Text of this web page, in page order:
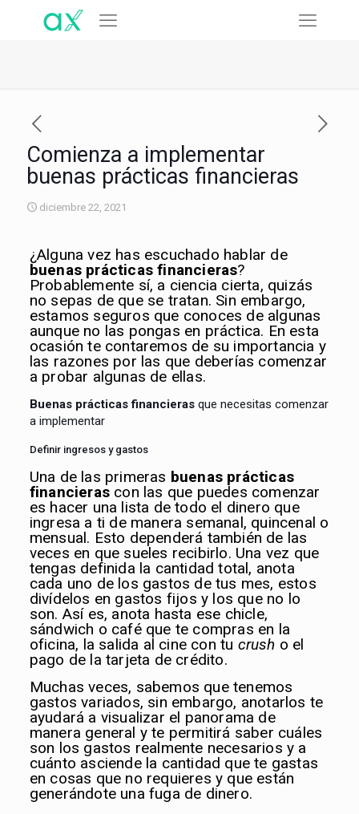
Comienza a implementar
buenas prácticas financieras
diciembre 22, 2021
¿Alguna vez has escuchado hablar de
buenas prácticas financieras?
Probablemente sí, a ciencia cierta, quizás
no sepas de que se tratan. Sin embargo,
estamos seguros que conoces de algunas
aunque no las pongas en práctica. En esta
ocasión te contaremos de su importancia y
las razones por las que deberías comenzar
a probar algunas de ellas.
Buenas prácticas financierasque necesitas comenzar
a implementar
Definir ingresos y gastos
Una de las primeras buenas prácticas
financieras con las que puedes comenzar
es hacer una lista de todo el dinero que
ingresa a ti de manera semanal, quincenal o
mensual. Esto dependerá también de las
veces en que sueles recibirlo. Una vez que
tengas definida la cantidad total, anota
cada uno de los gastos de tus mes, estos
divídelos en gastos fijos y los que no lo
son. Así es, anota hasta ese chicle,
sándwich o café que te compras en la
oficina, la salida al cine con tu crush o el
pago de la tarjeta de crédito.
Muchas veces, sabemos que tenemos
gastos variados, sin embargo, anotarlos te
ayudará a visualizar el panorama de
manera general y te permitirá saber cuáles
son los gastos realmente necesarios y a
cuánto asciende la cantidad que te gastas
en cosas que no requieres y que están
generándote una fuga de dinero.